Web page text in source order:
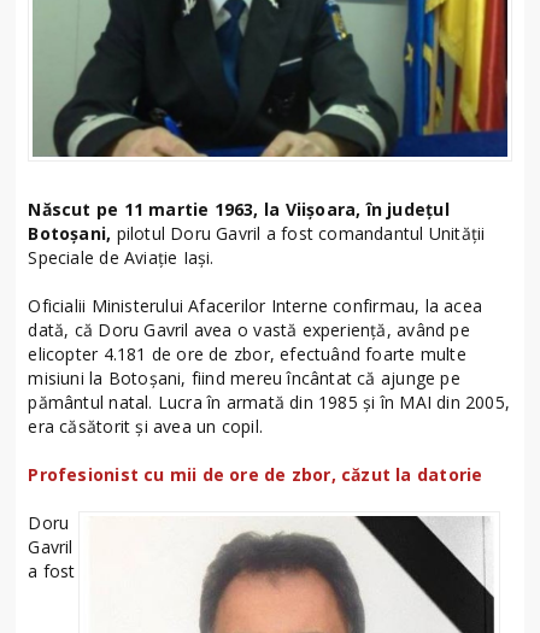
Născut pe 11 martie 1963, la Viișoara, în județul
Botoșani, pilotul Doru Gavril a fost comandantul Unității
Speciale de Aviație Iași.
Oficialii Ministerului Afacerilor Interne confirmau, la acea
dată, că Doru Gavril avea o vastă experienţă, având pe
elicopter 4.181 de ore de zbor, efectuând foarte multe
misiuni la Botoșani, fiind mereu încântat că ajunge pe
pământul natal. Lucra în armată din 1985 şi în MAI din 2005,
era căsătorit şi avea un copil.
Profesionist cu mii de ore de zbor, căzut la datorie
Doru
Gavril
a fost